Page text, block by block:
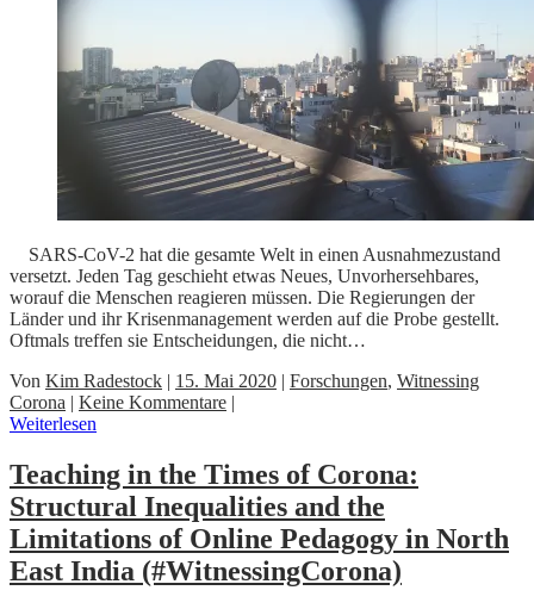
SARS-CoV-2 hat die gesamte Welt in einen Ausnahmezustand
versetzt. Jeden Tag geschieht etwas Neues, Unvorhersehbares,
worauf die Menschen reagieren müssen. Die Regierungen der
Länder und ihr Krisenmanagement werden auf die Probe gestellt.
Oftmals treffen sie Entscheidungen, die nicht…
Von Kim Radestock | 15. Mai 2020 | Forschungen, Witnessing
Corona | Keine Kommentare |
Weiterlesen
Teaching in the Times of Corona:
Structural Inequalities and the
Limitations of Online Pedagogy in North
East India (#WitnessingCorona)